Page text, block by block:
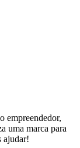
empreendedor,
uma marca para
ajudar!